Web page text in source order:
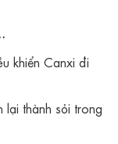
khiển Canxi đi
lại thành sỏi trong